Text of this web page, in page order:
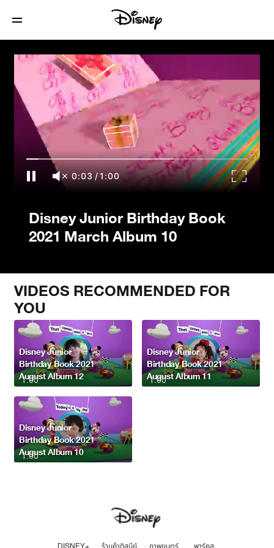
Disney Junior Birthday Book 2021 March
Album 10
0:03/1:00
Disney Junior Birthday Book
2021 March Album 10
VIDEOS RECOMMENDED FOR
YOU
1:00
Disney Junior
Birthday Book 2021
August Album 12
1:00
Disney Junior
Birthday Book 2021
August Album 11
1:00
Disney Junior
Birthday Book 2021
August Album 10